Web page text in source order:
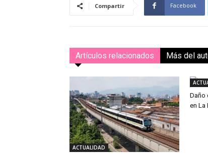
Compartir Facebook
Artículos relacionados Más del
ACTUALIDAD
Daño
en La